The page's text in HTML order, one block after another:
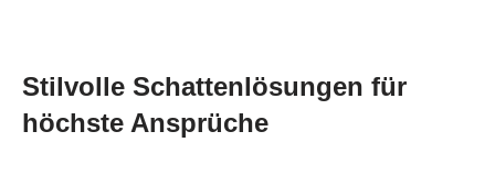
Stilvolle Schattenlösungen für
höchste Ansprüche